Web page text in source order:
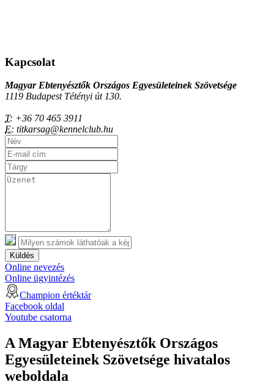
Kapcsolat
Magyar Ebtenyésztők Országos Egyesületeinek Szövetsége
1119 Budapest Tétényi út 130.
T: +36 70 465 3911
E: titkarsag@kennelclub.hu
Küldés
Online nevezés
Online ügyintézés
Champion értéktár
Facebook oldal
Youtube csatorna
A Magyar Ebtenyésztők Országos
Egyesületeinek Szövetsége hivatalos
weboldala